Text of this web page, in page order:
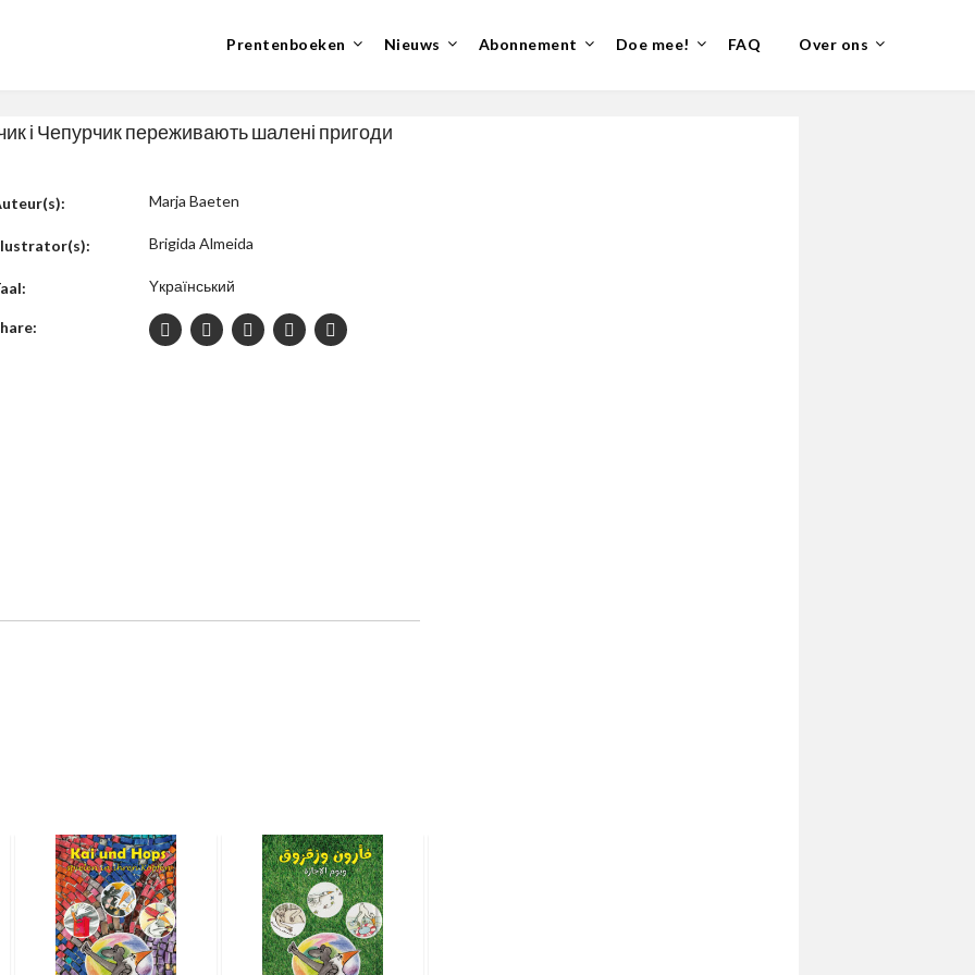
Prentenboeken Nieuws Abonnement Doe mee! FAQ Over ons
і Чепурчик переживають шалені пригоди
Marja Baeten
Brigida Almeida
Yкраїнський